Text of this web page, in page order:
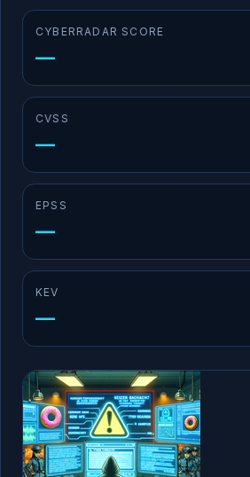
CYBERRADAR SCORE
—
CVSS
—
EPSS
—
KEV
—